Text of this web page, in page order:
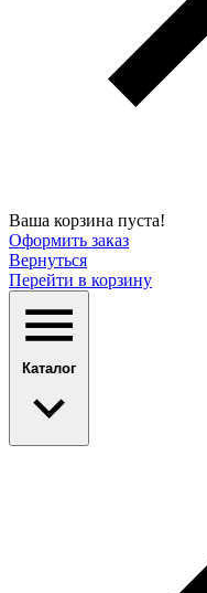
Ваша корзина пуста!
Оформить заказ
Вернуться
Перейти в корзину
Каталог